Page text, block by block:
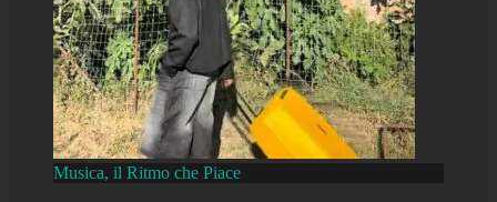
Musica, il Ritmo che Piace